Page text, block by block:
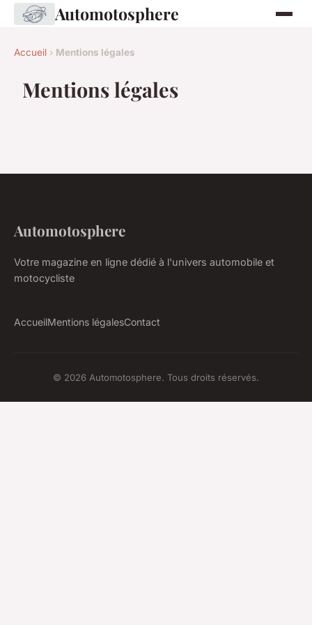
Automotosphere
Accueil › Mentions légales
Mentions légales
Automotosphere
Votre magazine en ligne dédié à l'univers automobile et
motocycliste
AccueilMentions légalesContact
© 2026 Automotosphere. Tous droits réservés.